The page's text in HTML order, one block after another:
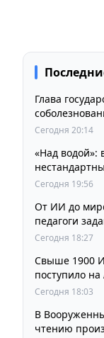
Глава
Сегодня 20:14
«Над
пробок и смога
Сегодня 19:56
От ИИ до
педагоги
Сегодня 18:27
Свыше 1900
поступило
Сегодня 18:03
В
чтению